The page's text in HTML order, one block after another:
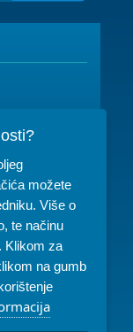
možete
Više o
te načinu
Klikom za
na gumb